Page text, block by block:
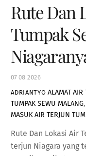
07 08 2026
Rute Dan
Tumpak
ADRIANTYO ALAMAT AIR
TUMPAK SEWU MALANG,
MASUK AIR TERJUN
Rute Dan Lokasi Air
terjun Niagara yang